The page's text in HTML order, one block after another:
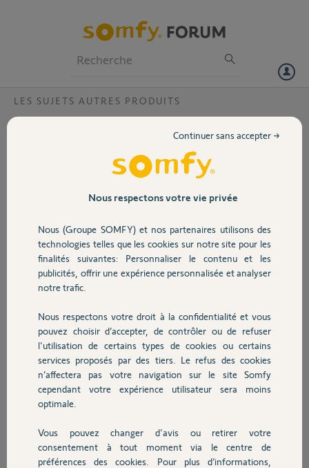
Volet
Sécurité
Domotique
Chauffage
Autres produits
Devis avec un pro
LES SUJETS AUTRES PRODUITS
faire apparaitre l image camera sur
l image de la camera exterieure n arrive plus a se telecharger sur mon
telephone , ca tourne toujours mais rien n apparait, jusque
a t il un reglage a faire sur mon telephone?
Merci,
edith W.
Participer au fil de discussion
Réponses
Merci de poster le N° MAC de la caméra concernée, ainsi que la
référence du smartphone utilisé (Marque/Ref/ OS)
Nous respectons votre vie privée
Nous (Groupe SOMFY) et nos partenaires utilisons des
technologies telles que les cookies sur notre site pour les
finalités suivantes: Personnaliser le contenu et les
publicités, offrir une expérience personnalisée et analyser
notre trafic.
Nous respectons votre droit à la confidentialité et vous
pouvez choisir d’accepter, de contrôler ou de refuser
l'utilisation de certains types de cookies ou certains
services proposés par des tiers. Le refus des cookies
n’affectera pas votre navigation sur le site Somfy
cependant votre expérience utilisateur sera moins
optimale.
Vous pouvez changer d'avis ou retirer votre
consentement à tout moment via le centre de
préférences des cookies. Pour plus d’informations,
Continuer sans accepter →